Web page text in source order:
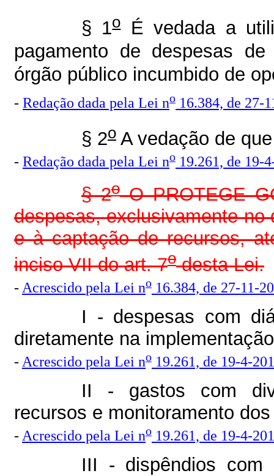
§ 1oÉ vedada a
pagamento de despesas
órgão público incumbido de
- Redação dada pela Lei no 16.384, de 27-
§ 2o A vedação de
- Redação dada pela Lei no 19.261, de 19-
§ 2oO PROTEGE
despesas, exclusivamente
e à captação de recursos,
inciso VII do art. 7odesta Lei.
- Acrescido pela Lei no 16.384, de 27-11-
I - despesas com
diretamente na
- Acrescido pela Lei no 19.261, de 19-4-
II - gastos com
recursos e monitoramento
- Acrescido pela Lei no 19.261, de 19-4-
III - dispêndios com